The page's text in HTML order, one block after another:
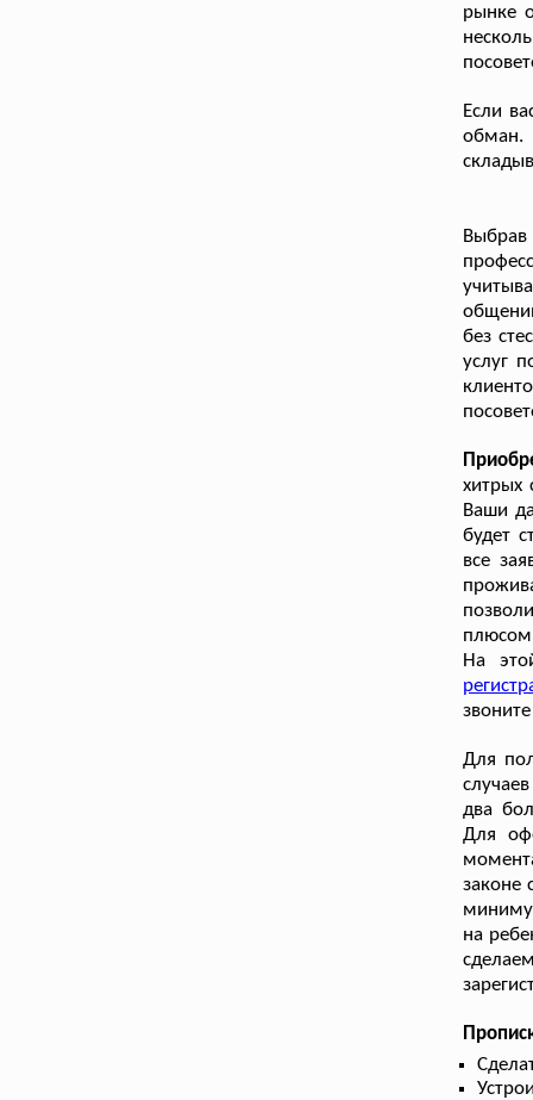
рынке
Если
без
услуг
хитрых
Ваши
будет
все
плюсом
На
Для
два
Для
законе
на